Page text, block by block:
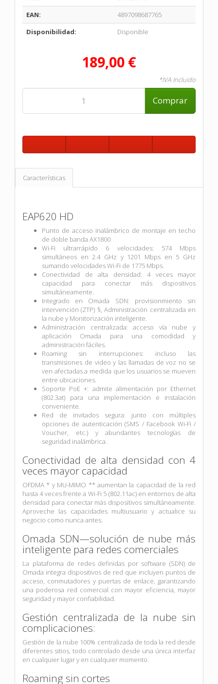
EAN:
4897098687765
Disponibilidad:
Disponible
189,00 €
*IVA Incluido
Comprar
Características
EAP620 HD
Punto de acceso inalámbrico de montaje en techo
de doble banda AX1800
Wi-Fi ultrarrápido 6 velocidades: 574 Mbps
simultáneos en 2.4 GHz y 1201 Mbps en 5 GHz
sumando velocidades Wi-Fi de 1775 Mbps.
Conectividad de alta densidad: 4 veces mayor
capacidad para conectar más dispositivos
simultáneamente.
Integrado en Omada SDN: provisionmiento sin
intervención (ZTP) §, Administración centralizada en
la nube y Monitorización inteligente.
Administración centralizada: acceso vía nube y
aplicación Omada para una comodidad y
administración fáciles.
Roaming sin interrupciones: incluso las
transmisiones de video y las llamadas de voz no se
ven afectadas a medida que los usuarios se mueven
entre ubicaciones.
Soporte PoE +: admite alimentación por Ethernet
(802.3at) para una implementación e instalación
conveniente.
Red de invitados segura: junto con múltiples
opciones de autenticación (SMS / Facebook Wi-Fi /
Voucher, etc.) y abundantes tecnologías de
seguridad inalámbrica.
Conectividad de alta densidad con 4
veces mayor capacidad
OFDMA * y MU-MIMO ** aumentan la capacidad de la red
hasta 4 veces frente a Wi-Fi 5 (802.11ac) en entornos de alta
densidad para conectar más dispositivos simultáneamente.
Aproveche las capacidades multiusuario y actualice su
negocio como nunca antes.
Omada SDN—solución de nube más
inteligente para redes comerciales
La plataforma de redes definidas por software (SDN) de
Omada integra dispositivos de red que incluyen puntos de
acceso, conmutadores y puertas de enlace, garantizando
una poderosa red comercial con mayor eficiencia, mayor
seguridad y mayor confiabilidad.
Gestión centralizada de la nube sin
complicaciones:
Gestión de la nube 100% centralizada de toda la red desde
diferentes sitios, todo controlado desde una única interfaz
en cualquier lugar y en cualquier momento.
Roaming sin cortes